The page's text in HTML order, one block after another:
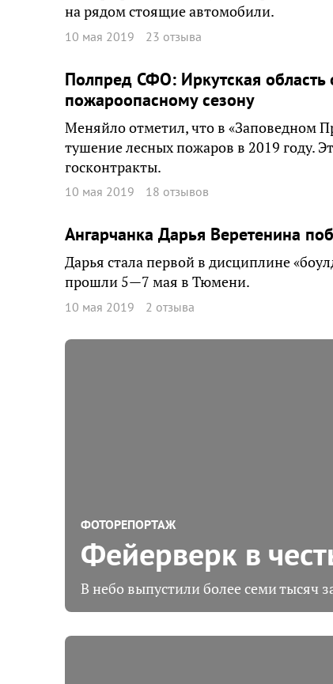
на рядом стоящие автомобили.
10 мая 2019 23 отзыва
Полпред СФО: Иркутская область
пожароопасному сезону
Меняйло отметил, что в «Заповедном
тушение лесных пожаров в 2019 году.
госконтракты.
10 мая 2019 18 отзывов
Ангарчанка Дарья Веретенина
Дарья стала первой в дисциплине
прошли 5—7 мая в Тюмени.
10 мая 2019 2 отзыва
ФОТОРЕПОРТАЖ
Фейерверк в
В небо выпустили более семи тысяч